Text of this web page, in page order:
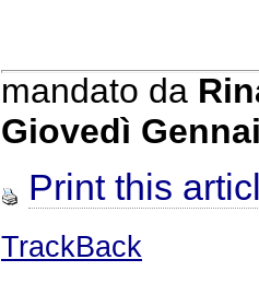
mandato da
Giovedì
Print this
TrackBack